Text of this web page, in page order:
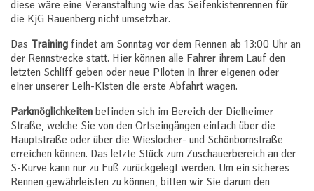
diese wäre eine Veranstaltung wie das Seifenkistenrennen für
die KjG Rauenberg nicht umsetzbar.
Das Training findet am Sonntag vor dem Rennen ab 13:00 Uhr an
der Rennstrecke statt. Hier können alle Fahrer ihrem Lauf den
letzten Schliff geben oder neue Piloten in ihrer eigenen oder
einer unserer Leih-Kisten die erste Abfahrt wagen.
Parkmöglichkeiten befinden sich im Bereich der Dielheimer
Straße, welche Sie von den Ortseingängen einfach über die
Hauptstraße oder über die Wieslocher- und Schönbornstraße
erreichen können. Das letzte Stück zum Zuschauerbereich an der
S-Kurve kann nur zu Fuß zurückgelegt werden. Um ein sicheres
Rennen gewährleisten zu können, bitten wir Sie darum den